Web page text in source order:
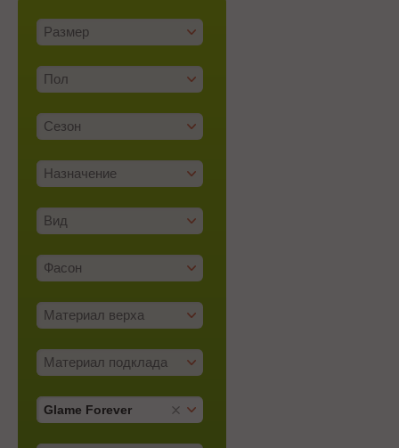
Размер
Пол
Сезон
Назначение
Вид
Фасон
Материал верха
Материал подклада
Glame Forever